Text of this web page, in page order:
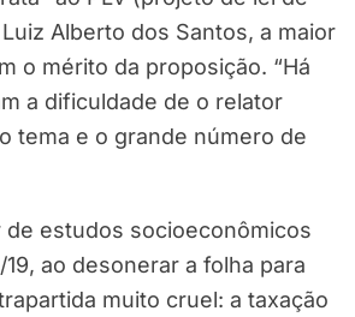
Alberto dos Santos, a maior
o mérito da proposição. “Há
a dificuldade de o relator
tema e o grande número de
de estudos socioeconômicos
ao desonerar a folha para
muito cruel: a taxação